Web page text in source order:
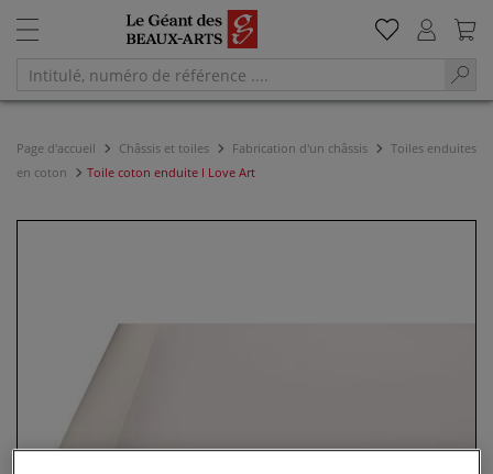
Page d'accueil Châssis et toiles Fabrication d'un châssis
Toiles enduites
en coton
Toile coton enduite I Love Art